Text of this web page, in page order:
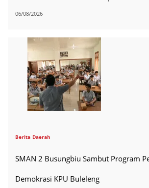
06/08/2026
Berita Daerah
SMAN 2 Busungbiu Sambut Program
Demokrasi KPU Buleleng